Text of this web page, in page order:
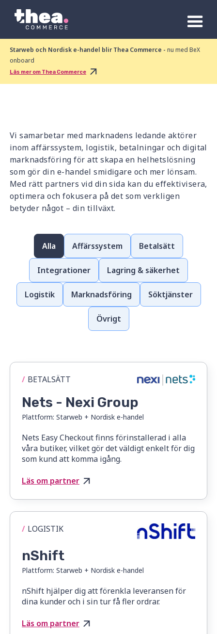
Starweb och Nordisk e-handel blir Thea Commerce - nu med BeX
onboard
Läs mer om Thea Commerce
Vi samarbetar med marknadens ledande aktörer
inom affärssystem, logistik, betalningar och digital
marknadsföring för att skapa en helhetslösning
som gör din e-handel smidigare och mer lönsam.
Med rätt partners vid din sida kan du effektivisera,
optimera och fokusera på det som verkligen
betyder något – din tillväxt.
Alla Affärssystem Betalsätt
Integrationer Lagring & säkerhet
Logistik Marknadsföring Söktjänster
Övrigt
/ BETALSÄTT
Nets - Nexi Group
Plattform: Starweb + Nordisk e-handel
Nets Easy Checkout finns förinstallerad i alla
våra butiker, vilket gör det väldigt enkelt för dig
som kund att komma igång.
Läs om partner
/ LOGISTIK
nShift
Plattform: Starweb + Nordisk e-handel
nShift hjälper dig att förenkla leveransen för
dina kunder och i sin tur få fler ordrar.
Läs om partner